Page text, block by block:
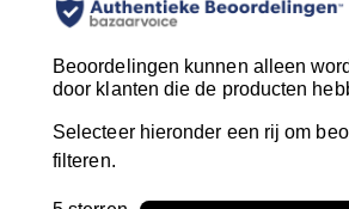
Beoordelingen kunnen alleen
door klanten die de producten
Selecteer hieronder een rij om
filteren.